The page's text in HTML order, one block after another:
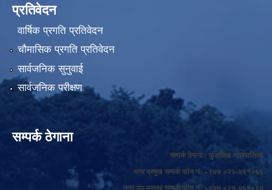
प्रतिवेदन
वार्षिक प्रगति प्रतिवेदन
चौमासिक प्रगति प्रतिवेदन
सार्वजनिक सुनुवाई
सार्वजनिक परीक्षण
सम्पर्क ठेगाना
सम्पर्क ठेगाना : फुङलिङ नगरपालिका
नगर प्रमुख सम्पर्क फोन नं: +९७७ ०२४-४६१०६६
नगर उप-प्रमुख सम्पर्क फोन नं: +९७७ ०२४-४६१०६७